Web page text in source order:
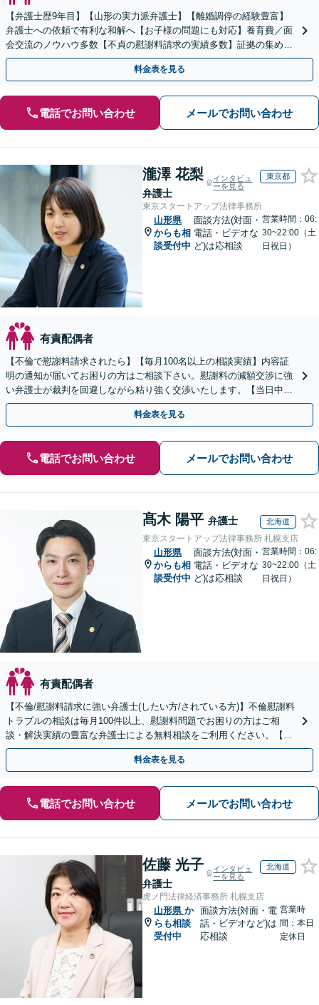
【弁護士歴9年目】【山形の実力派弁護士】【離婚調停の経験豊富】
弁護士への依頼で有利な和解へ【お子様の問題にも対応】養育費／面
会交流のノウハウ多数【不貞の慰謝料請求の実績多数】証拠の集め方
をアドバイス！性別・年代問わず早い段階でご相談ください
料金表を見る
電話でお問い合わせ メールでお問い合わせ
瀧澤 花梨
弁護士
インタビュ
ーを見る
東京都
東京スタートアップ法律事務所
山形県
からも相
談受付中
面談方法(対面・
電話・ビデオな
ど)は応相談
営業時間：06:
30~22:00（土
日祝日）
有責配偶者
【不倫で慰謝料請求されたら】【毎月100名以上の相談実績】内容証
明の通知が届いてお困りの方はご相談下さい。慰謝料の減額交渉に強
い弁護士が裁判を回避しながら粘り強く交渉いたします。【当日中の
相談可(予約制)】【全国対応】
料金表を見る
電話でお問い合わせ メールでお問い合わせ
髙木 陽平 弁護士 北海道
東京スタートアップ法律事務所 札幌支店
山形県
からも相
談受付中
面談方法(対面・
電話・ビデオな
ど)は応相談
営業時間：06:
30~22:00（土
日祝日）
有責配偶者
【不倫/慰謝料請求に強い弁護士(したい方/されている方)】不倫慰謝料
トラブルの相談は毎月100件以上、慰謝料問題でお困りの方はご相
談・解決実績の豊富な弁護士による無料相談をご利用ください。【不
倫相談は初回0円】【北海道・東北エリア対応】
料金表を見る
電話でお問い合わせ メールでお問い合わせ
佐藤 光子
弁護士
インタビュ
ーを見る
北海道
虎ノ門法律経済事務所 札幌支店
山形県 か
らも相談
受付中
面談方法(対面・電
話・ビデオなど)は
応相談
営業時
間：本日
定休日